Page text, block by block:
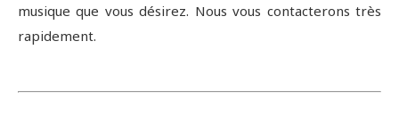
musique que vous désirez. Nous vous contacterons très
rapidement.